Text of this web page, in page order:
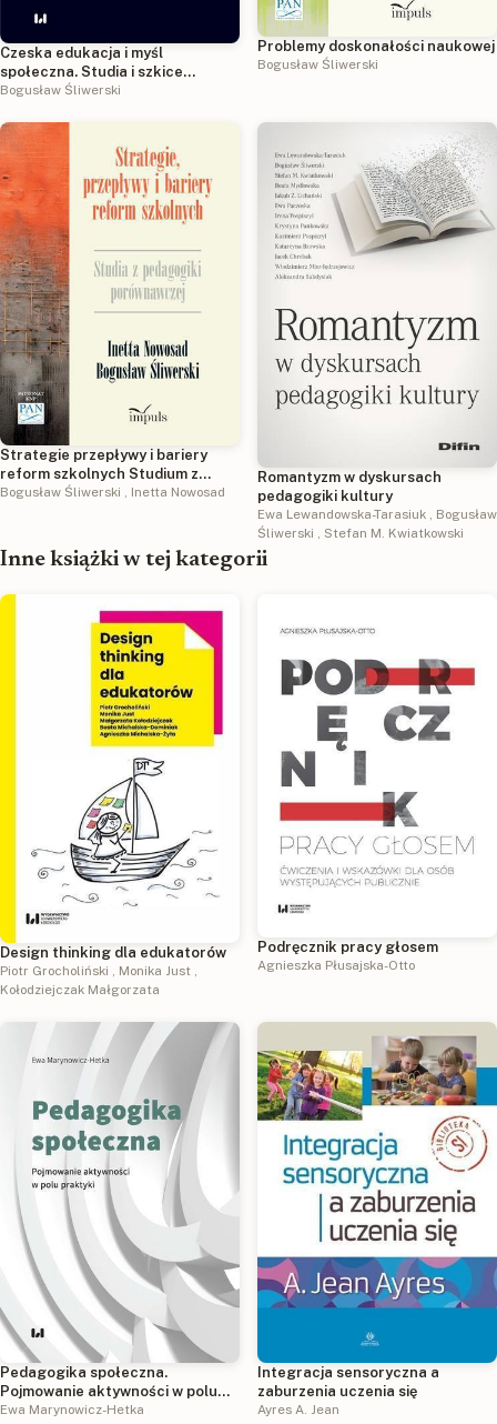
Czeska edukacja i myśl
społeczna. Studia i szkice
pedagogiczne
Bogusław Śliwerski
Problemy doskonałości naukowej
Bogusław Śliwerski
Strategie przepływy i bariery
reform szkolnych Studium z
pedagogiki porównawczej
Bogusław Śliwerski , Inetta Nowosad
Romantyzm w dyskursach
pedagogiki kultury
Ewa Lewandowska-Tarasiuk , Bogusław
Śliwerski , Stefan M. Kwiatkowski
Inne książki w tej kategorii
Design thinking dla edukatorów
Piotr Grocholiński Monika Just
Kołodziejczak Małgorzata
Podręcznik pracy głosem
Agnieszka Płusajska-Otto
Pedagogika społeczna.
Pojmowanie aktywności w polu
praktyki
Ewa Marynowicz-Hetka
Integracja sensoryczna a
zaburzenia uczenia się
Ayres A. Jean